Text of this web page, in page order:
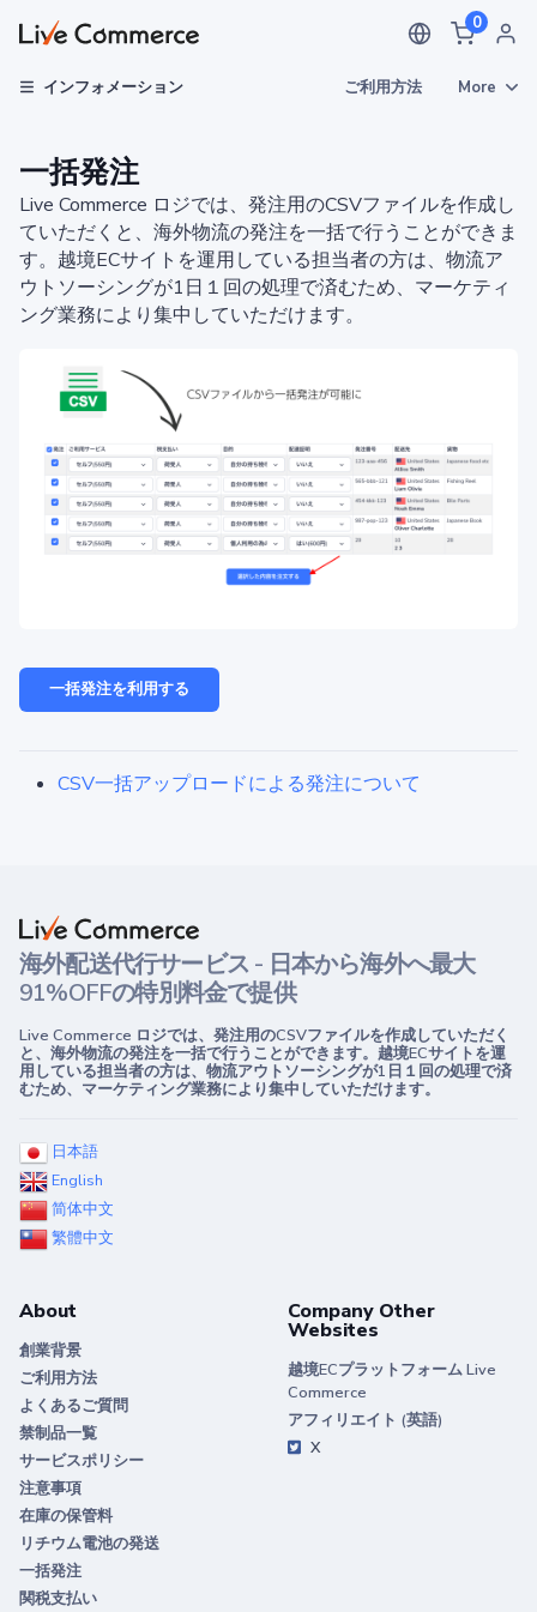
0
インフォメーション ご利用方法 More
一括発注
Live Commerce ロジでは、発注用のCSVファイルを作成し
ていただくと、海外物流の発注を一括で行うことができま
す。越境ECサイトを運用している担当者の方は、物流ア
ウトソーシングが1日１回の処理で済むため、マーケティ
ング業務により集中していただけます。
一括発注を利用する
CSV一括アップロードによる発注について
海外配送代行サービス - 日本から海外へ最大
91%OFFの特別料金で提供
Live Commerce ロジでは、発注用のCSVファイルを作成していただく
と、海外物流の発注を一括で行うことができます。越境ECサイトを運
用している担当者の方は、物流アウトソーシングが1日１回の処理で済
むため、マーケティング業務により集中していただけます。
日本語
English
简体中文
繁體中文
About
創業背景
ご利用方法
よくあるご質問
禁制品一覧
サービスポリシー
注意事項
在庫の保管料
リチウム電池の発送
一括発注
関税支払い
Company Other
Websites
越境ECプラットフォーム Live
Commerce
アフィリエイト (英語)
X